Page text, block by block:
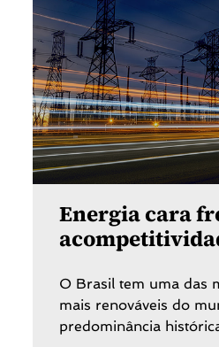
Energia cara
O Brasil tem uma das
mais renováveis do
predominância